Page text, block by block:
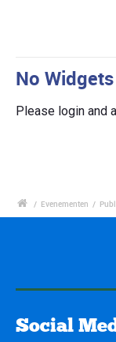
No
Please login and
/ Evenementen /
Social